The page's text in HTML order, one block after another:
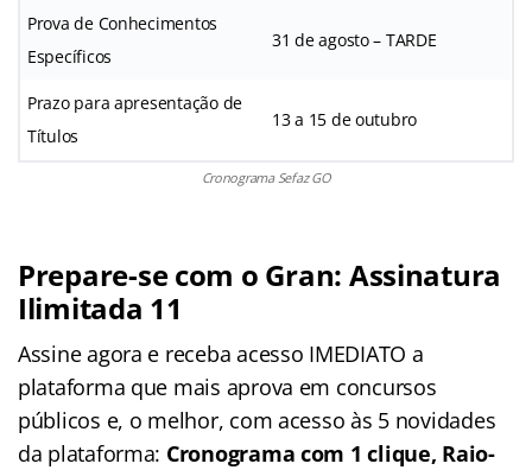
Prova de Conhecimentos
Específicos
31 de agosto – TARDE
Prazo para apresentação de
Títulos
13 a 15 de outubro
Cronograma Sefaz GO
Prepare-se com o Gran: Assinatura
Ilimitada 11
Assine agora e receba acesso IMEDIATO a
plataforma que mais aprova em concursos
públicos e, o melhor, com acesso às 5 novidades
da plataforma: Cronograma com 1 clique, Raio-